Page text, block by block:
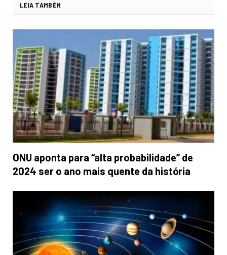
LEIA TAMBÉM
ONU aponta para “alta probabilidade” de
2024 ser o ano mais quente da história